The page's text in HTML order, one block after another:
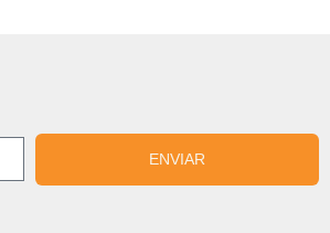
ENVIAR